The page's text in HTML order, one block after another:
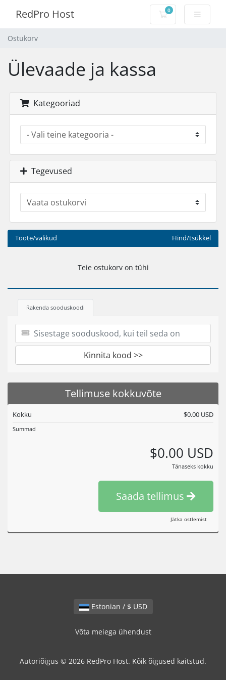
RedPro Host 0
Ostukorv
Ostukorv
Ülevaade ja kassa
Kategooriad
Tegevused
Toote/valikud Hind/tsükkel
Teie ostukorv on tühi
Rakenda sooduskoodi
Kinnita kood >>
Tellimuse kokkuvõte
Kokku $0.00 USD
Summad
$0.00 USD
Tänaseks kokku
Saada tellimus
Jätka ostlemist
Estonian / $ USD
Võta meiega ühendust
Autoriõigus © 2026 RedPro Host. Kõik õigused kaitstud.